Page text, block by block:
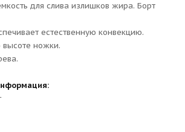
для слива излишков жира. Борт
естественную конвекцию.
высоте ножки.